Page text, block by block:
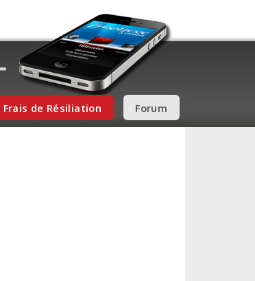
Frais de Résiliation Forum